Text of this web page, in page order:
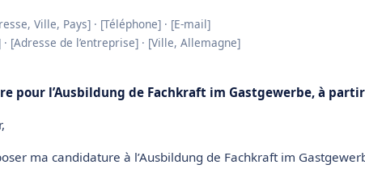
Ville, Pays] · [Téléphone] · [E-mail]
[Adresse de l’entreprise] · [Ville, Allemagne]
pour l’Ausbildung de Fachkraft im Gastgewerbe, à
ma candidature à l’Ausbildung de Fachkraft im